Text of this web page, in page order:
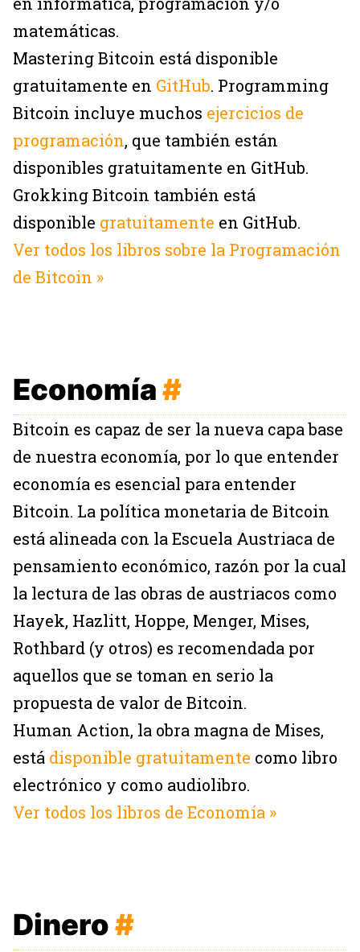
matemáticas.
Mastering Bitcoin está disponible
gratuitamente en GitHub. Programming
Bitcoin incluye muchos ejercicios de
programación, que también están
disponibles gratuitamente en GitHub.
Grokking Bitcoin también está
disponible gratuitamente en GitHub.
Ver todos los libros sobre la Programación
de Bitcoin »
Economía#
Bitcoin es capaz de ser la nueva capa base
de nuestra economía, por lo que entender
economía es esencial para entender
Bitcoin. La política monetaria de Bitcoin
está alineada con la Escuela Austriaca de
pensamiento económico, razón por la cual
la lectura de las obras de austriacos como
Hayek, Hazlitt, Hoppe, Menger, Mises,
Rothbard (y otros) es recomendada por
aquellos que se toman en serio la
propuesta de valor de Bitcoin.
Human Action, la obra magna de Mises,
está disponible gratuitamente como libro
electrónico y como audiolibro.
Ver todos los libros de Economía »
Dinero#